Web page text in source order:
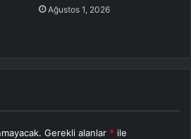
Ağustos 1, 2026
Gerekli alanlar * ile